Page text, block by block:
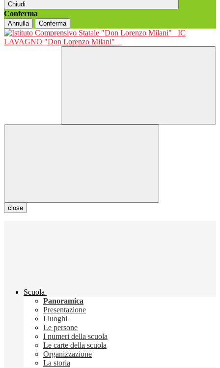
Chiudi
Conferma
Annulla Conferma
IC
LAVAGNO "Don Lorenzo Milani"
close
Scuola
Panoramica
Presentazione
I luoghi
Le persone
I numeri della scuola
Le carte della scuola
Organizzazione
La storia